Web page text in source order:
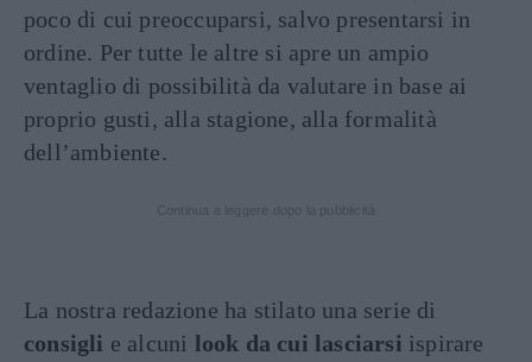
poco di cui preoccuparsi, salvo presentarsi in
ordine. Per tutte le altre si apre un ampio
ventaglio di possibilità da valutare in base ai
proprio gusti, alla stagione, alla formalità
dell’ambiente.
La nostra redazione ha stilato una serie di
consigli e alcuni look da cui lasciarsi ispirare